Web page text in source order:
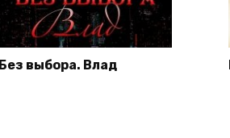
Без выбора. Влад